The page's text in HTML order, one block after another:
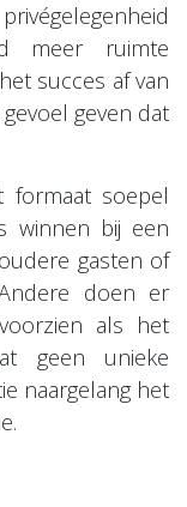
meer ruimte
succes af van
geven dat
formaat soepel
winnen bij een
gasten of
doen er
als het
geen unieke
naargelang het